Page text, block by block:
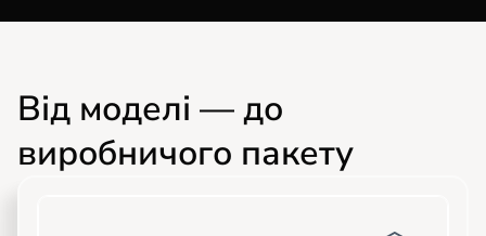
Від моделі — до
виробничого пакету